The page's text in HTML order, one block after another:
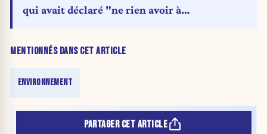
MENTIONNÉS DANS CET ARTICLE
ENVIRONNEMENT
qui avait déclaré "ne rien avoir à
PARTAGER CET ARTICLE